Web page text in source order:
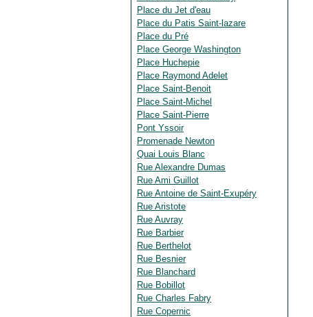
Place du Jet d'eau
Place du Patis Saint-lazare
Place du Pré
Place George Washington
Place Huchepie
Place Raymond Adelet
Place Saint-Benoit
Place Saint-Michel
Place Saint-Pierre
Pont Yssoir
Promenade Newton
Quai Louis Blanc
Rue Alexandre Dumas
Rue Ami Guillot
Rue Antoine de Saint-Exupéry
Rue Aristote
Rue Auvray
Rue Barbier
Rue Berthelot
Rue Besnier
Rue Blanchard
Rue Bobillot
Rue Charles Fabry
Rue Copernic